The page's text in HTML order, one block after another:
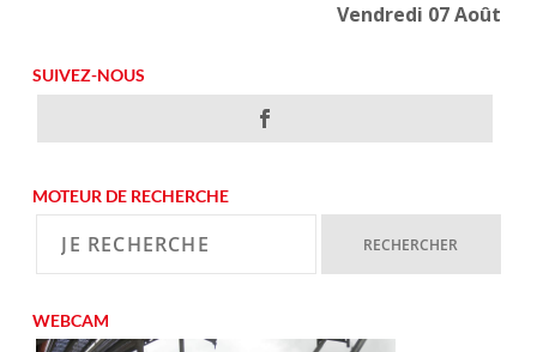
Vendredi 07 Août
SUIVEZ-NOUS
MOTEUR DE RECHERCHE
WEBCAM